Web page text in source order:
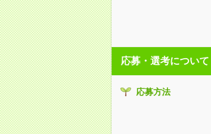
応募・選考について
応募方法